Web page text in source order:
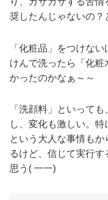
奨したんじゃないの？
「化粧品」をつけな
けんで洗ったら「化粧
かったのかなぁ～～
「洗顔料」といって
し、変化も激しい。特
という大人な事情も
るけど、信じて実行
思う( 一一)